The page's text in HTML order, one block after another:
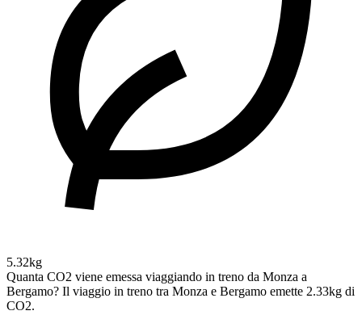
5.32kg
Quanta CO2 viene emessa viaggiando in treno da Monza a
Bergamo? Il viaggio in treno tra Monza e Bergamo emette 2.33kg di
CO2.